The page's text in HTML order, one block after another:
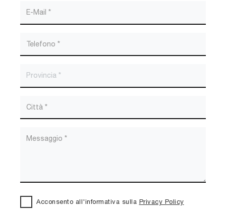
Acconsento all'informativa sulla Privacy Policy